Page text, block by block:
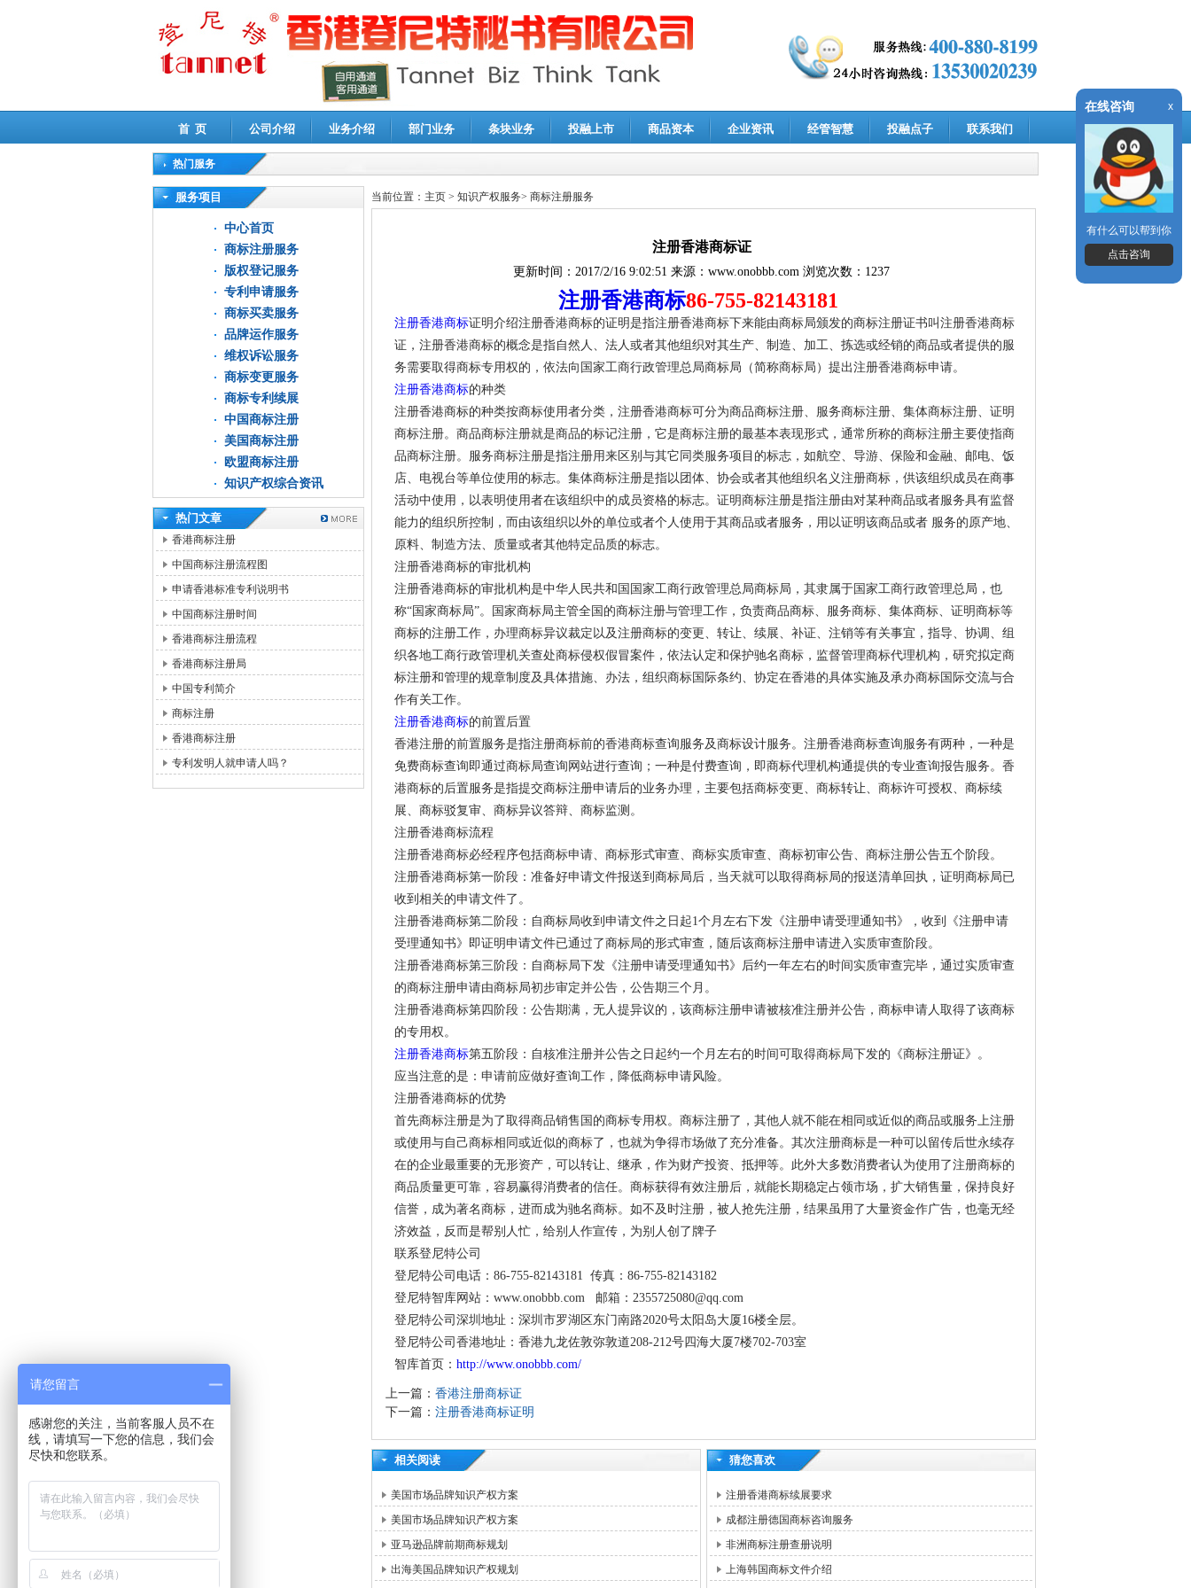
首 页 公司介绍 业务介绍 部门业务 条块业务 投融上市 商品资本 企业资讯 经管智慧 投融点子 联系我们
热门服务
高新技术企业认定审计|企业所得税汇算清缴申报鉴证
服务项目
中心首页
商标注册服务
版权登记服务
专利申请服务
商标买卖服务
品牌运作服务
维权诉讼服务
商标变更服务
商标专利续展
中国商标注册
美国商标注册
欧盟商标注册
知识产权综合资讯
热门文章
香港商标注册
中国商标注册流程图
申请香港标准专利说明书
中国商标注册时间
香港商标注册流程
香港商标注册局
中国专利简介
商标注册
香港商标注册
专利发明人就申请人吗？
当前位置： 主页 > 知识产权服务> 商标注册服务
注册香港商标证
更新时间： 2017/2/16 9:02:51 来源： www.onobbb.com 浏览次数：1237
注册香港商标86-755-82143181
注册香港商标证明介绍注册香港商标的证明是指注册香港商标下来能由商标局颁发的商标注册证书叫注册香港商标
证，注册香港商标的概念是指自然人、法人或者其他组织对其生产、制造、加工、拣选或经销的商品或者提供的服
务需要取得商标专用权的，依法向国家工商行政管理总局商标局（简称商标局）提出注册香港商标申请。
注册香港商标的种类
注册香港商标的种类按商标使用者分类，注册香港商标可分为商品商标注册、服务商标注册、集体商标注册、证明
商标注册。商品商标注册就是商品的标记注册，它是商标注册的最基本表现形式，通常所称的商标注册主要使指商
品商标注册。服务商标注册是指注册用来区别与其它同类服务项目的标志，如航空、导游、保险和金融、邮电、饭
店、电视台等单位使用的标志。集体商标注册是指以团体、协会或者其他组织名义注册商标，供该组织成员在商事
活动中使用，以表明使用者在该组织中的成员资格的标志。证明商标注册是指注册由对某种商品或者服务具有监督
能力的组织所控制，而由该组织以外的单位或者个人使用于其商品或者服务，用以证明该商品或者 服务的原产地、
原料、制造方法、质量或者其他特定品质的标志。
注册香港商标的审批机构
注册香港商标的审批机构是中华人民共和国国家工商行政管理总局商标局，其隶属于国家工商行政管理总局，也
称“国家商标局”。国家商标局主管全国的商标注册与管理工作，负责商品商标、服务商标、集体商标、证明商标等
商标的注册工作，办理商标异议裁定以及注册商标的变更、转让、续展、补证、注销等有关事宜，指导、协调、组
织各地工商行政管理机关查处商标侵权假冒案件，依法认定和保护驰名商标，监督管理商标代理机构，研究拟定商
标注册和管理的规章制度及具体措施、办法，组织商标国际条约、协定在香港的具体实施及承办商标国际交流与合
作有关工作。
注册香港商标的前置后置
香港注册的前置服务是指注册商标前的香港商标查询服务及商标设计服务。注册香港商标查询服务有两种，一种是
免费商标查询即通过商标局查询网站进行查询；一种是付费查询，即商标代理机构通提供的专业查询报告服务。香
港商标的后置服务是指提交商标注册申请后的业务办理，主要包括商标变更、商标转让、商标许可授权、商标续
展、商标驳复审、商标异议答辩、商标监测。
注册香港商标流程
注册香港商标必经程序包括商标申请、商标形式审查、商标实质审查、商标初审公告、商标注册公告五个阶段。
注册香港商标第一阶段：准备好申请文件报送到商标局后，当天就可以取得商标局的报送清单回执，证明商标局已
收到相关的申请文件了。
注册香港商标第二阶段：自商标局收到申请文件之日起1个月左右下发《注册申请受理通知书》，收到《注册申请
受理通知书》即证明申请文件已通过了商标局的形式审查，随后该商标注册申请进入实质审查阶段。
注册香港商标第三阶段：自商标局下发《注册申请受理通知书》后约一年左右的时间实质审查完毕，通过实质审查
的商标注册申请由商标局初步审定并公告，公告期三个月。
注册香港商标第四阶段：公告期满，无人提异议的，该商标注册申请被核准注册并公告，商标申请人取得了该商标
的专用权。
注册香港商标第五阶段：自核准注册并公告之日起约一个月左右的时间可取得商标局下发的《商标注册证》。
应当注意的是：申请前应做好查询工作，降低商标申请风险。
注册香港商标的优势
首先商标注册是为了取得商品销售国的商标专用权。商标注册了，其他人就不能在相同或近似的商品或服务上注册
或使用与自己商标相同或近似的商标了，也就为争得市场做了充分准备。其次注册商标是一种可以留传后世永续存
在的企业最重要的无形资产，可以转让、继承，作为财产投资、抵押等。此外大多数消费者认为使用了注册商标的
商品质量更可靠，容易赢得消费者的信任。商标获得有效注册后，就能长期稳定占领市场，扩大销售量，保持良好
信誉，成为著名商标，进而成为驰名商标。如不及时注册，被人抢先注册，结果虽用了大量资金作广告，也毫无经
济效益，反而是帮别人忙，给别人作宣传，为别人创了牌子
联系登尼特公司
登尼特公司电话：86-755-82143181 传真：86-755-82143182
登尼特智库网站：www.onobbb.com 邮箱：2355725080@qq.com
登尼特公司深圳地址：深圳市罗湖区东门南路2020号太阳岛大厦16楼全层。
登尼特公司香港地址：香港九龙佐敦弥敦道208-212号四海大厦7楼702-703室
智库首页： http://www.onobbb.com/
上一篇： 香港注册商标证
下一篇： 注册香港商标证明
相关阅读
美国市场品牌知识产权方案
美国市场品牌知识产权方案
亚马逊品牌前期商标规划
出海美国品牌知识产权规划
猜您喜欢
注册香港商标续展要求
成都注册德国商标咨询服务
非洲商标注册查册说明
上海韩国商标文件介绍
在线咨询 x
有什么可以帮到你
点击咨询
请您留言
感谢您的关注，当前客服人员不在
线，请填写一下您的信息，我们会
尽快和您联系。